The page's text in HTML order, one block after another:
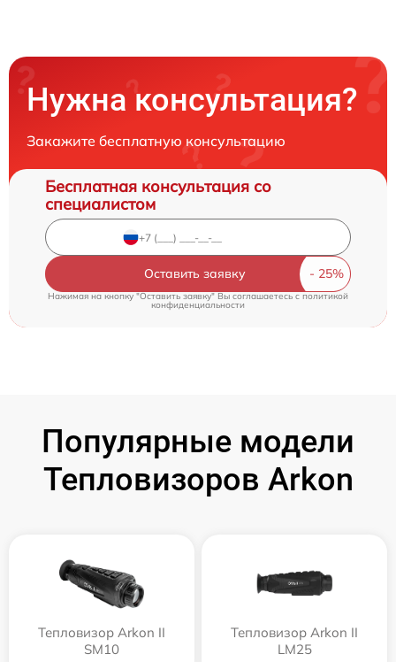
Нужна консультация?
Закажите бесплатную консультацию
Бесплатная консультация со
специалистом
Оставить заявку
Нажимая на кнопку "Оставить заявку" Вы соглашаетесь c политикой
конфиденциальности
Популярные модели
Тепловизоров Arkon
Тепловизор Arkon II
SM10
Тепловизор Arkon II
LM25